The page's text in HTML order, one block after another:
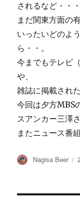
されるなど・・・
まだ関東方面の
いったいどのよ
ら・・。
今までもテレビ
や、
雑誌に掲載され
今回は夕方MBS
スアンカー三澤
またニュース番
投
Nagisa Beer